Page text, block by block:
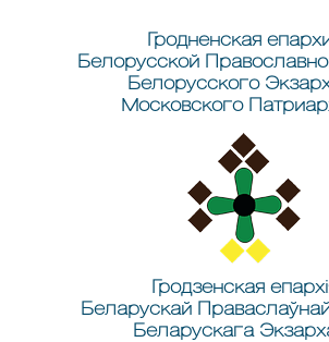
Гродненская
Белорусской
Белорусского
Московского
Гродзенская
Беларускай
Беларускага